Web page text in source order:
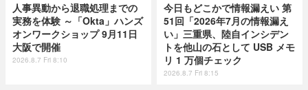
人事異動から退職処理までの
実務を体験 ～「Okta」ハンズ
オンワークショップ 9月11日
大阪で開催
2026.8.7 Fri 8:10
今日もどこかで情報漏えい 第
51回「2026年7月の情報漏え
い」三重県、陸自インシデン
トを他山の石として USB メモ
リ 1 万個チェック
2026.8.7 Fri 8:15